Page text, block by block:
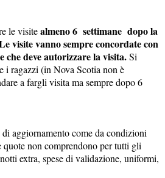
le visitealmeno 6 settimane dopo la
visite vanno sempre concordate con
che deve autorizzare la visita.Si
i ragazzi (in Nova Scotia non è
a fargli visita ma sempre dopo 6
aggiornamento come da condizioni
quote non comprendono per tutti gli
extra, spese di validazione, uniformi,